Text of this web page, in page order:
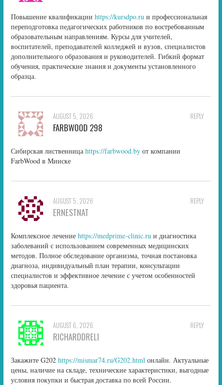
Повышение квалификацииhttps://kursdpo.ru и профессиональная
переподготовка педагогических работников по востребованным
образовательным направлениям. Курсы для учителей,
воспитателей, преподавателей колледжей и вузов, специалистов
дополнительного образования и руководителей. Гибкий формат
обучения, практические знания и документы установленного
образца.
REPLY
AUGUST 5, 2026
FARBWOOD 298
Сибирская лиственницаhttps://farbwood.by от компании
FarbWood в Минске
REPLY
AUGUST 5, 2026
ERNESTNAT
Комплексное лечениеhttps://medprime-clinic.ru и диагностика
заболеваний с использованием современных медицинских
методов. Полное обследование организма, точная постановка
диагноза, индивидуальный план терапии, консультации
специалистов и эффективное лечение с учетом особенностей
здоровья пациента.
REPLY
AUGUST 6, 2026
RICHARDDRELI
Закажите G202https://mismar74.ru/G202.html онлайн. Актуальные
цены, наличие на складе, технические характеристики, выгодные
условия покупки и быстрая доставка по всей России.